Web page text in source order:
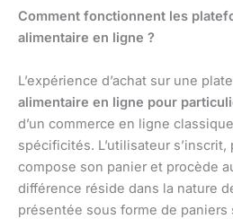
Comment fonctionnent les
alimentaire en ligne ?
L’expérience d’achat sur une
alimentaire en ligne pour
d’un commerce en ligne
spécificités. L’utilisateur
compose son panier et procède
différence réside dans la nature
présentée sous forme de